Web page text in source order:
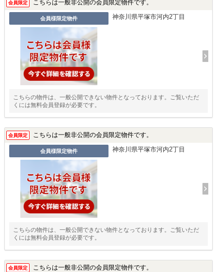
会員限定 こちらは一般非公開の会員限定物件です。
会員様限定物件 神奈川県平塚市河内2丁目
こちらの物件は、一般公開できない物件となっております。ご覧いただ
くには無料会員登録が必要です。
会員限定 こちらは一般非公開の会員限定物件です。
会員様限定物件 神奈川県平塚市河内2丁目
こちらの物件は、一般公開できない物件となっております。ご覧いただ
くには無料会員登録が必要です。
会員限定 こちらは一般非公開の会員限定物件です。